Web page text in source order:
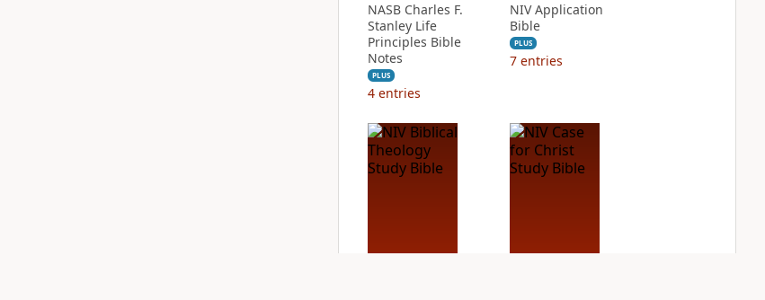
NASB Charles F.
Stanley Life
Principles Bible
Notes
PLUS
4 entries
NIV Application
Bible
PLUS
7 entries